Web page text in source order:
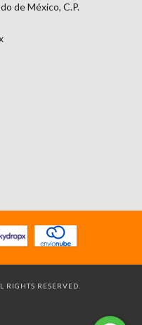
de México, C.P.
RIGHTS RESERVED.